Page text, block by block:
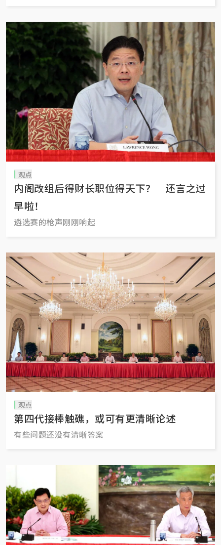
观点
内阁改组后得财长职位得天下？ 还言之过
早啦！
遴选赛的枪声刚刚响起
观点
第四代接棒触礁，或可有更清晰论述
有些问题还没有清晰答案